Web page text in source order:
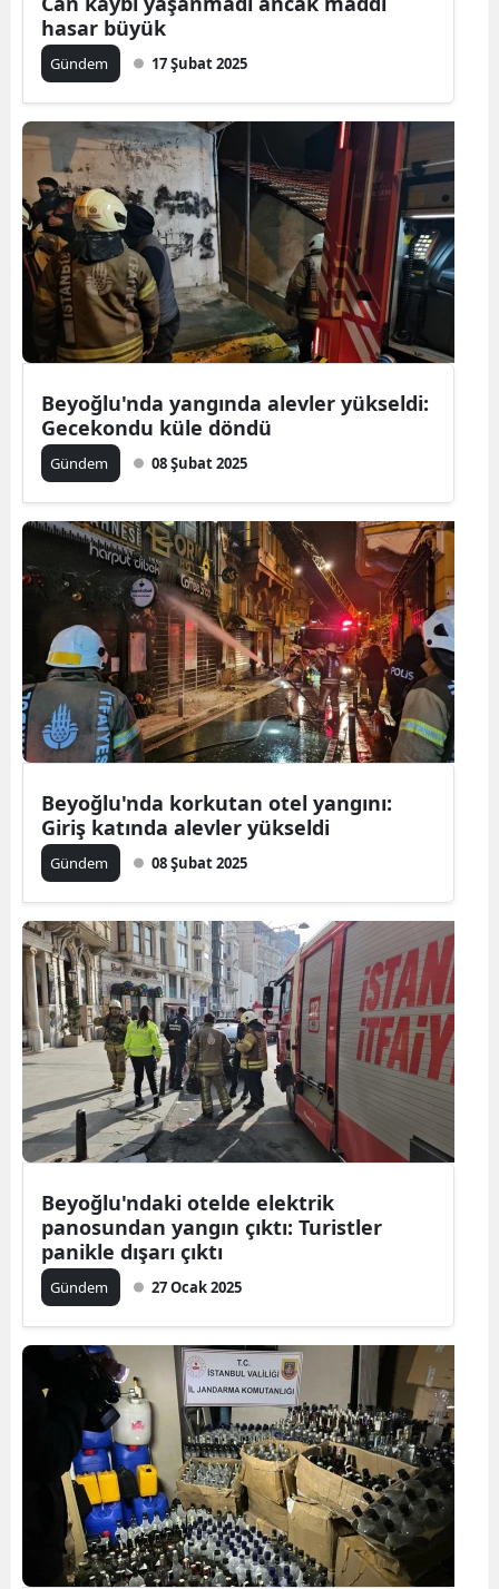
hasar büyük
Gündem 17 Şubat 2025
Beyoğlu'nda yangında alevler yükseldi:
Gecekondu küle döndü
Gündem 08 Şubat 2025
Beyoğlu'nda korkutan otel yangını:
Giriş katında alevler yükseldi
Gündem 08 Şubat 2025
Beyoğlu'ndaki otelde elektrik
panosundan yangın çıktı: Turistler
panikle dışarı çıktı
Gündem 27 Ocak 2025